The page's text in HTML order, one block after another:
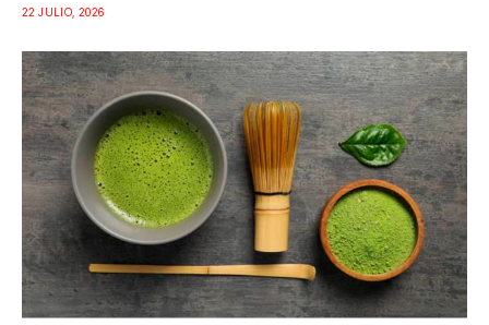
22 JULIO, 2026